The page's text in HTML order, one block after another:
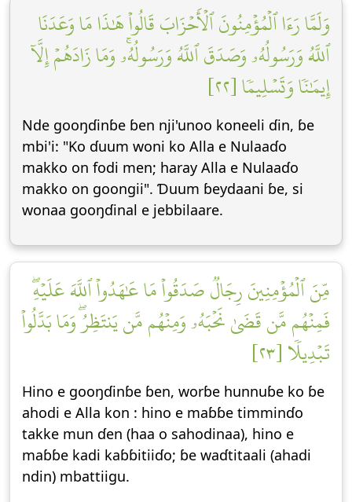
وَلَمَّا رَءَا ٱلۡمُؤۡمِنُونَ ٱلۡأَحۡزَابَ قَالُواْ هَٰذَا مَا وَعَدَنَا
ٱللَّهُ وَرَسُولُهُۥ وَصَدَقَ ٱللَّهُ وَرَسُولُهُۥۚ وَمَا زَادَهُمۡ إِلَّآ
إِيمَٰنٗا وَتَسۡلِيمٗا [٢٢]
Nde gooŋɗinɓe ɓen nji'unoo koneeli ɗin, ɓe
mbi'i: "Ko ɗuum woni ko Alla e Nulaaɗo
makko on fodi men; haray Alla e Nulaaɗo
makko on goongii". Ɗuum ɓeydaani ɓe, si
wonaa gooŋɗinal e jebbilaare.
مِّنَ ٱلۡمُؤۡمِنِينَ رِجَالٞ صَدَقُواْ مَا عَٰهَدُواْ ٱللَّهَ عَلَيۡهِۖ
فَمِنۡهُم مَّن قَضَىٰ نَحۡبَهُۥ وَمِنۡهُم مَّن يَنتَظِرُۖ وَمَا بَدَّلُواْ
تَبۡدِيلٗا [٢٣]
Hino e gooŋɗinɓe ɓen, worɓe hunnuɓe ko ɓe
ahodi e Alla kon : hino e maɓɓe timminɗo
takke mun ɗen (haa o sahodinaa), hino e
maɓɓe kadi kaɓɓitiiɗo; ɓe waɗtitaali (ahadi
ndin) mbattiigu.